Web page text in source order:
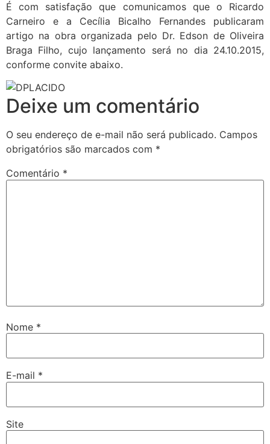
É com satisfação que comunicamos que o Ricardo
Carneiro e a Cecília Bicalho Fernandes publicaram
artigo na obra organizada pelo Dr. Edson de Oliveira
Braga Filho, cujo lançamento será no dia 24.10.2015,
conforme convite abaixo.
Deixe um comentário
O seu endereço de e-mail não será publicado. Campos
obrigatórios são marcados com *
Comentário *
Nome *
E-mail *
Site